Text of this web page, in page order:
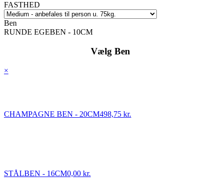
FASTHED
Ben
RUNDE EGEBEN - 10CM
Vælg Ben
×
CHAMPAGNE BEN - 20CM498,75 kr.
STÅLBEN - 16CM0,00 kr.